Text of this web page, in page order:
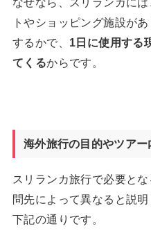
トやショッピング施設が
するかで、 1 日に使用する
てくるからです。
海外旅行の目的やツア
スリランカ旅行で必要と
問先によって異なると説
下記の通りです。